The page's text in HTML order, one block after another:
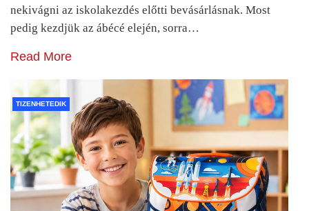
nekivágni az iskolakezdés előtti bevásárlásnak. Most
pedig kezdjük az ábécé elején, sorra…
Read More
TIZENHETEDIK